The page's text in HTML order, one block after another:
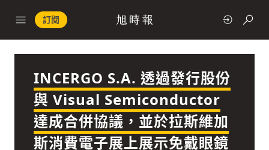
訂閱
快速連結
政治
INCERGO S.A. 透過發行股份
與 Visual Semiconductor
達成合併協議，並於拉斯維加
斯消費電子展上展示免戴眼鏡